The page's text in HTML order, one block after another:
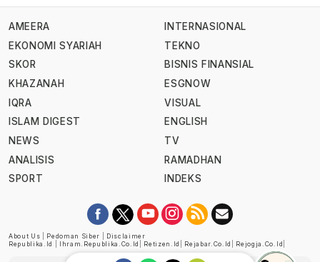
AMEERA
EKONOMI SYARIAH
SKOR
KHAZANAH
IQRA
ISLAM DIGEST
NEWS
ANALISIS
SPORT
INTERNASIONAL
TEKNO
BISNIS FINANSIAL
ESGNOW
VISUAL
ENGLISH
TV
RAMADHAN
INDEKS
About Us Pedoman Siber
Disclaimer
Republika.id
Ihram.republika.co.id Retizen.id Rejabar.co.id Rejogja.co.id